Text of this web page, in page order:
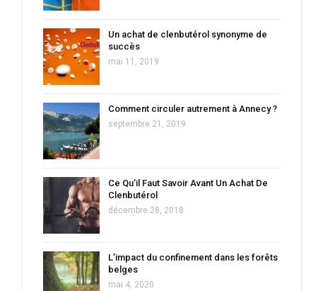
Un achat de clenbutérol synonyme de
succès
mai 11, 2019
Comment circuler autrement à Annecy ?
septembre 21, 2019
Ce Qu’il Faut Savoir Avant Un Achat De
Clenbutérol
décembre 28, 2018
L’impact du confinement dans les forêts
belges
mai 4, 2020